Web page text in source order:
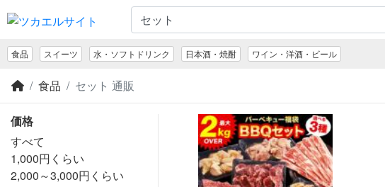
食品 スイーツ 水・ソフトドリンク 日本酒・焼酎 ワイン・洋酒・ビール
食品 セット 通販
価格
すべて
1,000円くらい
2,000～3,000円くらい